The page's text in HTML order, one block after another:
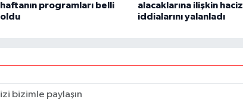
haftanın programları belli
oldu
alacaklarına ilişkin haciz
iddialarını yalanladı